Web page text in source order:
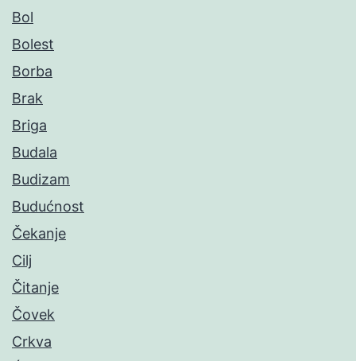
Bol
Bolest
Borba
Brak
Briga
Budala
Budizam
Budućnost
Čekanje
Cilj
Čitanje
Čovek
Crkva